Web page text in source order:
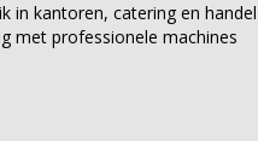
in kantoren, catering en handel
met professionele machines